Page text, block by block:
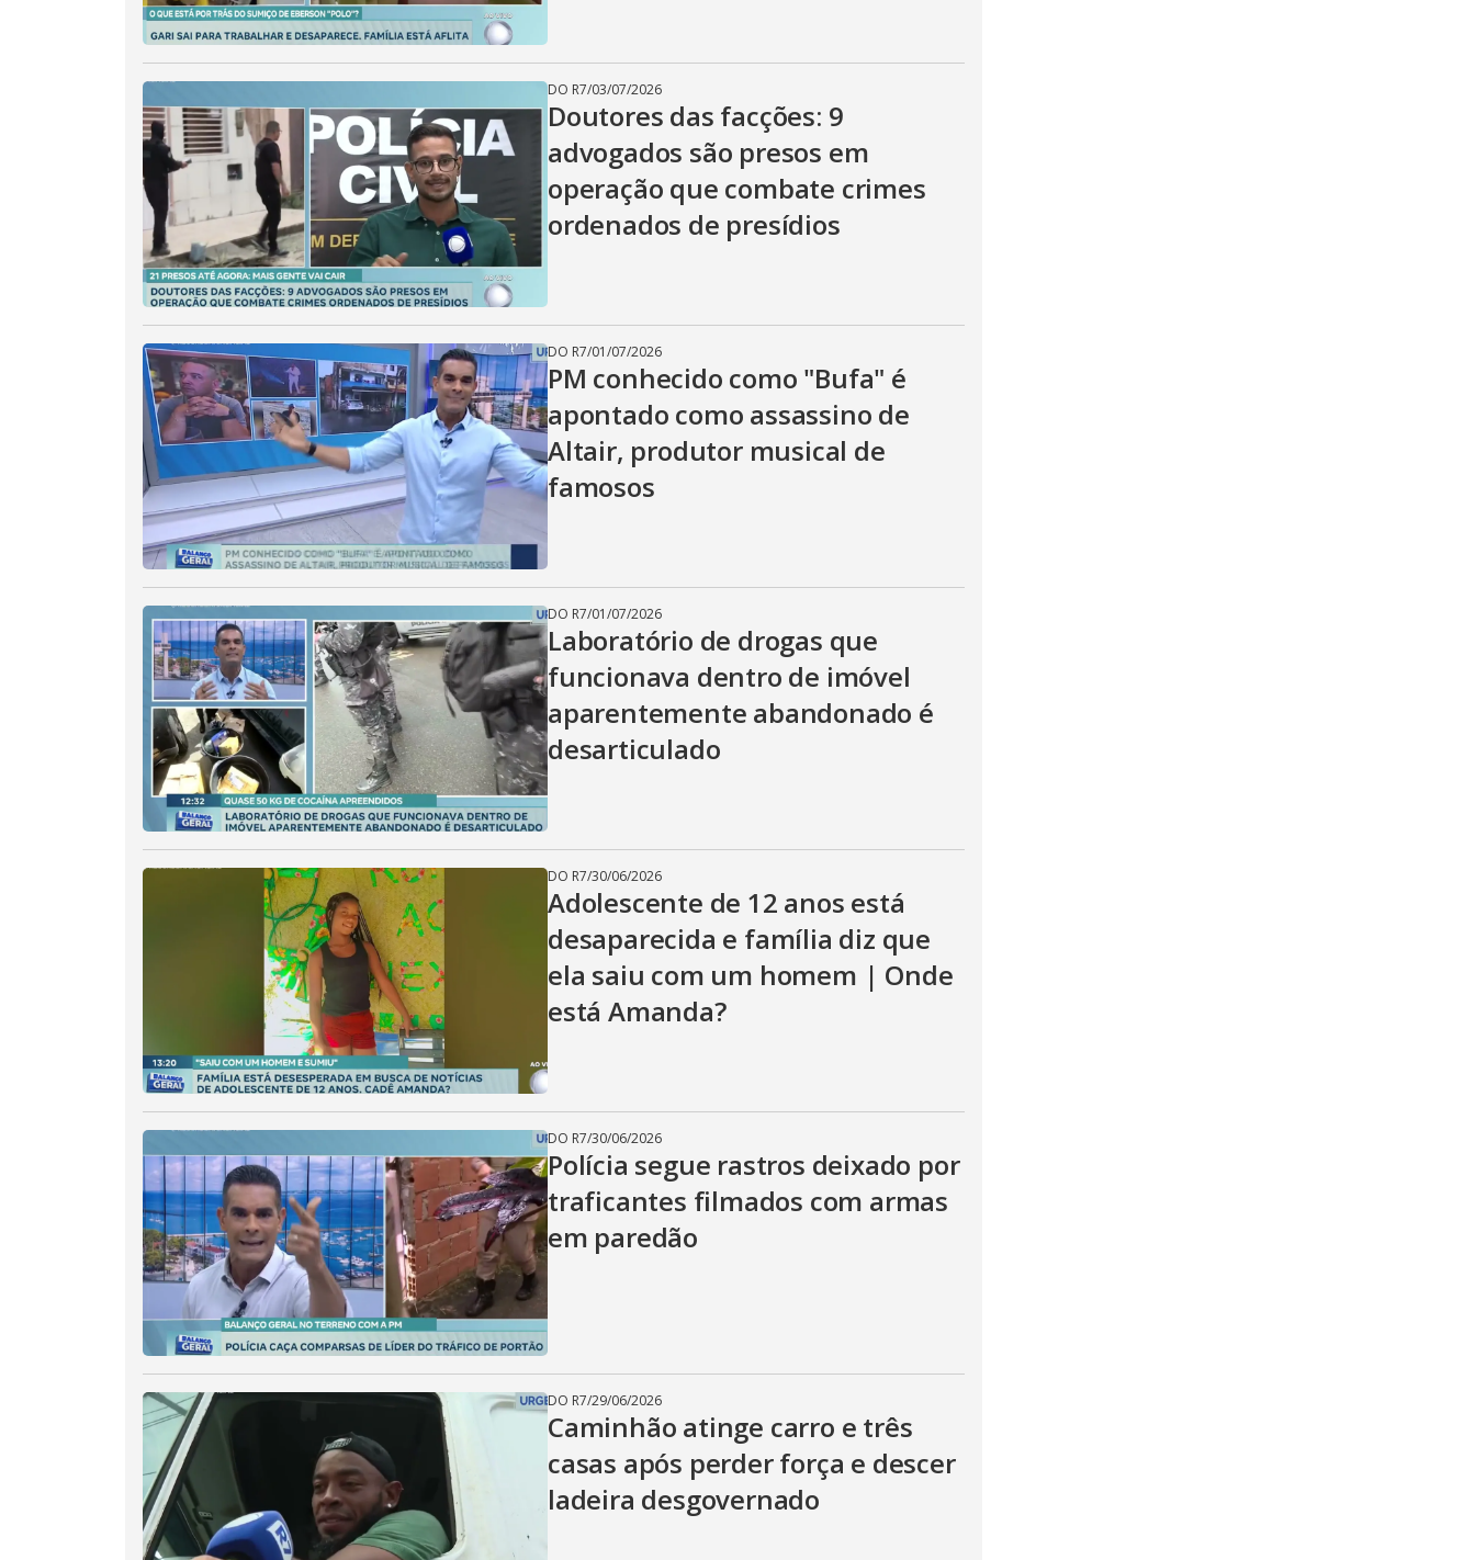
i
d
e
o
DO R7/03/07/2026
Doutores das facções: 9
advogados são presos em
operação que combate crimes
ordenados de presídios
DO R7/01/07/2026
PM conhecido como "Bufa" é
apontado como assassino de
Altair, produtor musical de
famosos
DO R7/01/07/2026
Laboratório de drogas que
funcionava dentro de imóvel
aparentemente abandonado é
desarticulado
DO R7/30/06/2026
Adolescente de 12 anos está
desaparecida e família diz que
ela saiu com um homem | Onde
está Amanda?
DO R7/30/06/2026
Polícia segue rastros deixado por
traficantes filmados com armas
em paredão
DO R7/29/06/2026
Caminhão atinge carro e três
casas após perder força e descer
ladeira desgovernado